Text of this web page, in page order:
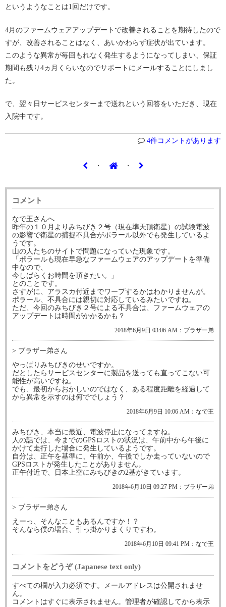
というようなことは1回だけです。
4月のファームウェアアップデートで改善されることを期待したので
すが、改善されることはなく、あいかわらず症状が出ています。
このような異常が毎回もれなく発生するようになってしまい、保証
期間も残り4ヵ月くらいなのでサポートにメールすることにしまし
た。
で、翌々日サービスセンターまで送れという回答をいただき、現在
入院中です。
4件コメントがあります
・ ・
コメント
なで王さんへ
昨年の１０月よりみちびき２号（現在準天頂衛星）の試験電波
の影響で衛星の捕捉不具合がポラール以外でも発生しているよ
うです。
山の人たちのサイトで問題になっていた現象です。
「ポラールも現在早急なファームウェアのアップデートを準備
中なので、
今しばらくお時間を頂きたい。」
とのことです。
さすがに、アラスカ付近までワープするかはわかりませんが。
ポラール、不具合には親切に対応しているみたいですね。
ただ、今回のみちびき２号による不具合は、ファームウェアの
アップデートは時間がかかるかも？
2018年6月9日 03:06 AM：ブラザー弟
> ブラザー弟さん
やっぱりみちびきのせいですか。
だとしたらサービスセンターに製品を送っても直ってこない可
能性が高いですね。
でも、最初からおかしいのではなく、ある程度距離を経過して
から異常を示すのは何ででしょう？
2018年6月9日 10:06 AM：なで王
みちびき、本当に最近、電波停止になってますね。
人の話では、今までのGPSロストの状況は、午前中から午後に
かけて走行した場合に発生しているようです。
自分は、正午を基準に、午前か、午後でしか走っていないので
GPSロストが発生したことがありません。
正午付近で、日本上空にみちびきの2基がきています。
2018年6月10日 09:27 PM：ブラザー弟
> ブラザー弟さん
えーっ、そんなこともあるんですか！？
そんなら僕の場合、引っ掛かりまくりですわ。
2018年6月10日 09:41 PM：なで王
コメントをどうぞ (Japanese text only)
すべての欄が入力必須です。メールアドレスは公開されませ
ん。
コメントはすぐに表示されません。管理者が確認してから表示